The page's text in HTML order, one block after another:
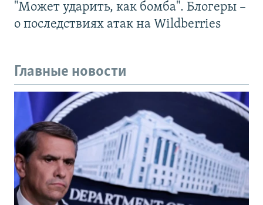
"Может ударить, как бомба". Блогеры –
о последствиях атак на Wildberries
Главные новости